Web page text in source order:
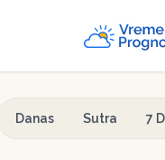
Danas Sutra 7